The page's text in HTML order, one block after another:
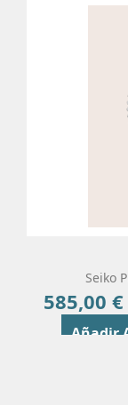
Seiko
585,00 €
Añadir